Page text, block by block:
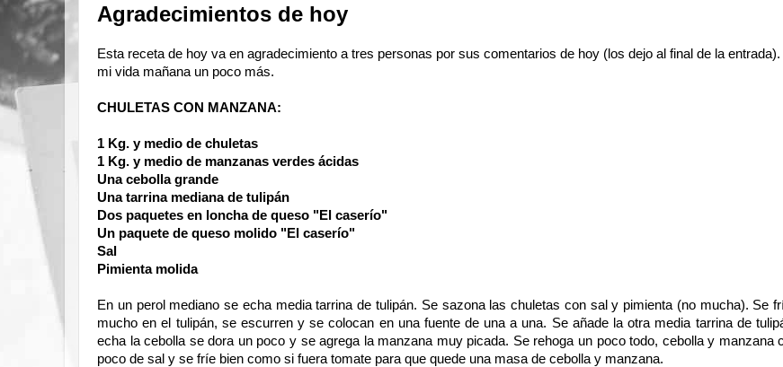
Agradecimientos de hoy
Esta receta de hoy va en agradecimiento a tres personas por sus comentarios de hoy (los dejo al final de la
mi vida mañana un poco más.
CHULETAS CON MANZANA:
1 Kg. y medio de chuletas
1 Kg. y medio de manzanas verdes ácidas
Una cebolla grande
Una tarrina mediana de tulipán
Dos paquetes en loncha de queso "El caserío"
Un paquete de queso molido "El caserío"
Sal
Pimienta molida
En un perol mediano se echa media tarrina de tulipán. Se sazona las chuletas con sal y pimienta (no mucha). Se
mucho en el tulipán, se escurren y se colocan en una fuente de una a una. Se añade la otra media tarrina de
echa la cebolla se dora un poco y se agrega la manzana muy picada. Se rehoga un poco todo, cebolla y manzana
poco de sal y se fríe bien como si fuera tomate para que quede una masa de cebolla y manzana.